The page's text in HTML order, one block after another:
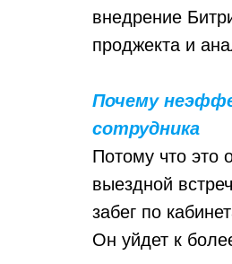
внедрение
проджекта и
Почему
сотрудника
Потому что это
выездной
забег по
Он уйдет к